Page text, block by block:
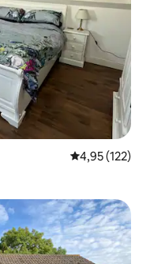
Միջին
4,95 (122)